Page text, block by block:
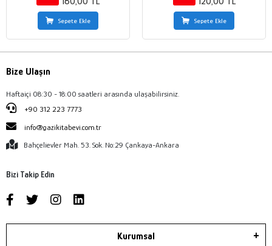
Sepete Ekle Sepete Ekle
Bize Ulaşın
Haftaiçi 08:30 - 18:00 saatleri arasında ulaşabilirsiniz.
+90 312 223 7773
info@gazikitabevi.com.tr
Bahçelievler Mah. 53. Sok. No:29 Çankaya-Ankara
Bizi Takip Edin
Kurumsal